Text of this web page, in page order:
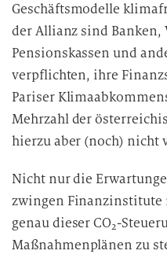
Geschäftsmodelle
der Allianz sind Banken,
Pensionskassen und
verpflichten, ihre
Pariser
Mehrzahl der
hierzu aber (noch) nicht
Nicht nur die
zwingen Finanzinstitute
genau dieser CO2-
Maßnahmenplänen zu